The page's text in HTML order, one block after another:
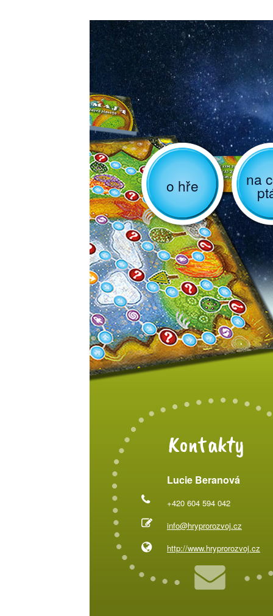
o hře na
Kontakty
Lucie Beranová
+420 604 594 042
info@hryprorozvoj.cz
http://www.hryprorozvoj.cz